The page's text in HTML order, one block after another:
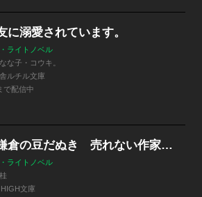
に溺愛されています。
ライトノベル
な子・コウキ。
ルチル文庫
で配信中
北鎌倉の豆だぬき 売れない作家とあやかし家族ごはん【電子限定特典付き】
ライトノベル
文庫